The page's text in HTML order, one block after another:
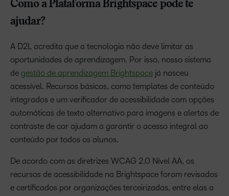
Como a Plataforma Brightspace pode te
ajudar?
A D2L acredita que a tecnologia não deve limitar as
oportunidades de aprendizagem. Por isso, nosso sistema
de gestão de aprendizagem Brightspace já nasceu
acessível. Recursos básicos, como templates de conteúdo
integrados e um verificador de acessibilidade com opções
automáticas de texto alternativo para imagens e alertas de
contraste de cor ajudam a garantir o acesso integral ao
conteúdo por todos os alunos.
De acordo com as diretrizes WCAG 2.0 Nível AA, os
recursos de acessibilidade na Brightspace foram revisados
e certificados por organizações terceirizadas, entre elas a